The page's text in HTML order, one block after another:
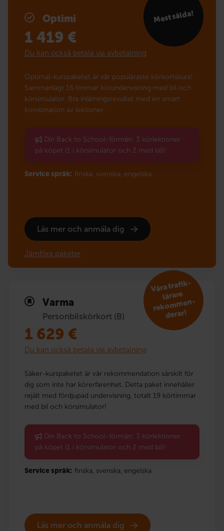
Optimi Mest sålda!
1 419 €
Du kan också betala via avbetalning
Optimal-kurspaketet är vår populäraste körkortskurs!
Sammanlagt 16 timmar körundervisning med bil och
körsimulator. Bra inlärningsresultat med en smart
kombination av lektioner.
Din Back to School-förmån: 3 körlektioner
på köpet (1 i körsimulator och 2 med bil)!
Service språk: finska, svenska, engelska
Läs mer och anmäla dig
Jämföra paketer
Varma
Personbilskörkort (B)
V
åra trafik­
lärare
reko
m
men­
derar!
1 629 €
Du kan också betala via avbetalning
Säker-kurspaketet är vår rekommendation särskilt för
dig som inte har körerfarenhet. Detta paket innehåller
rejält med fördjupad undervisning, totalt 19 körtimmar
med bil och körsimulator!
Din Back to School-förmån: 3 körlektioner
på köpet (1 i körsimulator och 2 med bil)!
Service språk: finska, svenska, engelska
Läs mer och anmäla dig